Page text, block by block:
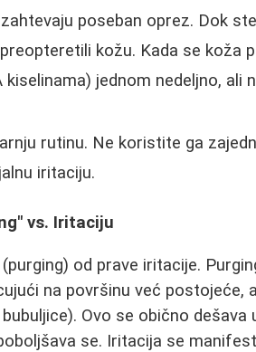
poseban oprez. Dok
kožu. Kada se koža
jednom nedeljno, ali
rutinu. Ne koristite ga
iritaciju.
vs. Iritaciju
od prave iritacije.
na površinu već postojeće,
Ovo se obično dešava
se. Iritacija se